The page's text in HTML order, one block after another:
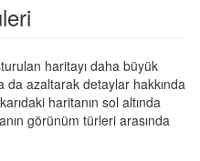
haritayı daha büyük
da azaltarak detaylar hakkında
haritanın sol altında
görünüm türleri arasında